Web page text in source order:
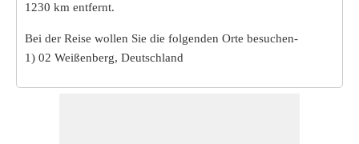
1230 km entfernt.
Bei der Reise wollen Sie die folgenden Orte besuchen-
1) 02 Weißenberg, Deutschland